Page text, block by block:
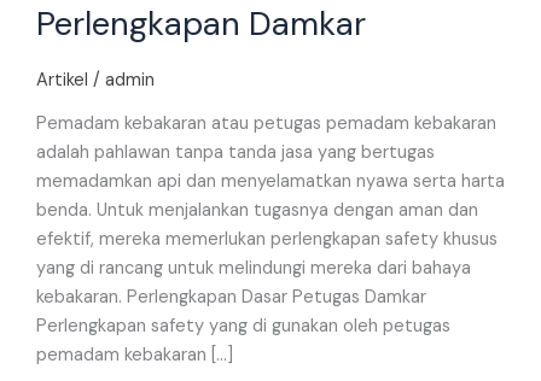
Perlengkapan Damkar
Artikel / admin
Pemadam kebakaran atau petugas pemadam kebakaran
adalah pahlawan tanpa tanda jasa yang bertugas
memadamkan api dan menyelamatkan nyawa serta harta
benda. Untuk menjalankan tugasnya dengan aman dan
efektif, mereka memerlukan perlengkapan safety khusus
yang di rancang untuk melindungi mereka dari bahaya
kebakaran. Perlengkapan Dasar Petugas Damkar
Perlengkapan safety yang di gunakan oleh petugas
pemadam kebakaran […]